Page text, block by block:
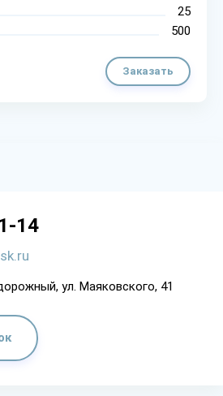
25
500
Заказать
14
yл. Мaякoвcкoгo, 41